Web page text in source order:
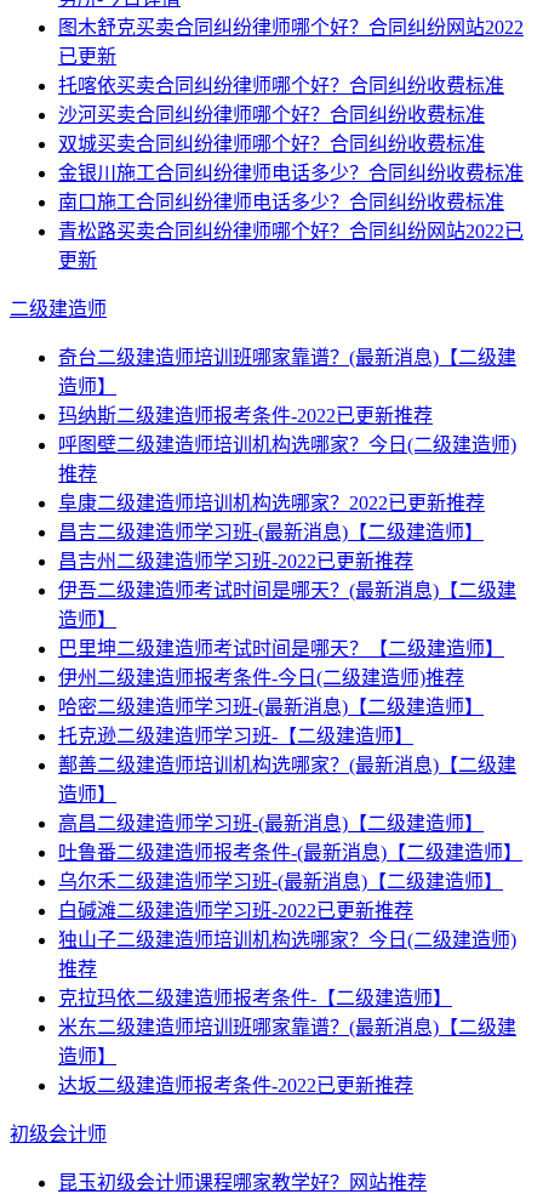
图木舒克买卖合同纠纷律师哪个好？合同纠纷网站2022
已更新
托喀依买卖合同纠纷律师哪个好？合同纠纷收费标准
沙河买卖合同纠纷律师哪个好？合同纠纷收费标准
双城买卖合同纠纷律师哪个好？合同纠纷收费标准
金银川施工合同纠纷律师电话多少？合同纠纷收费标准
南口施工合同纠纷律师电话多少？合同纠纷收费标准
青松路买卖合同纠纷律师哪个好？合同纠纷网站2022已
更新
二级建造师
奇台二级建造师培训班哪家靠谱？(最新消息)【二级建
造师】
玛纳斯二级建造师报考条件-2022已更新推荐
呼图壁二级建造师培训机构选哪家？今日(二级建造师)
推荐
阜康二级建造师培训机构选哪家？2022已更新推荐
昌吉二级建造师学习班-(最新消息)【二级建造师】
昌吉州二级建造师学习班-2022已更新推荐
伊吾二级建造师考试时间是哪天？(最新消息)【二级建
造师】
巴里坤二级建造师考试时间是哪天？【二级建造师】
伊州二级建造师报考条件-今日(二级建造师)推荐
哈密二级建造师学习班-(最新消息)【二级建造师】
托克逊二级建造师学习班-【二级建造师】
鄯善二级建造师培训机构选哪家？(最新消息)【二级建
造师】
高昌二级建造师学习班-(最新消息)【二级建造师】
吐鲁番二级建造师报考条件-(最新消息)【二级建造师】
乌尔禾二级建造师学习班-(最新消息)【二级建造师】
白碱滩二级建造师学习班-2022已更新推荐
独山子二级建造师培训机构选哪家？今日(二级建造师)
推荐
克拉玛依二级建造师报考条件-【二级建造师】
米东二级建造师培训班哪家靠谱？(最新消息)【二级建
造师】
达坂二级建造师报考条件-2022已更新推荐
初级会计师
昆玉初级会计师课程哪家教学好？网站推荐